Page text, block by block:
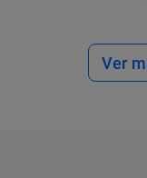
Ver